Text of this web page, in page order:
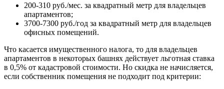
200-310 руб./мес. за квадратный метр для владельцев
апартаментов;
3700-7300 руб./год за квадратный метр для владельцев
офисных помещений.
Что касается имущественного налога, то для владельцев
апартаментов в некоторых башнях действует льготная ставка
в 0,5% от кадастровой стоимости. Но скидка не начисляется,
если собственник помещения не подходит под критерии: